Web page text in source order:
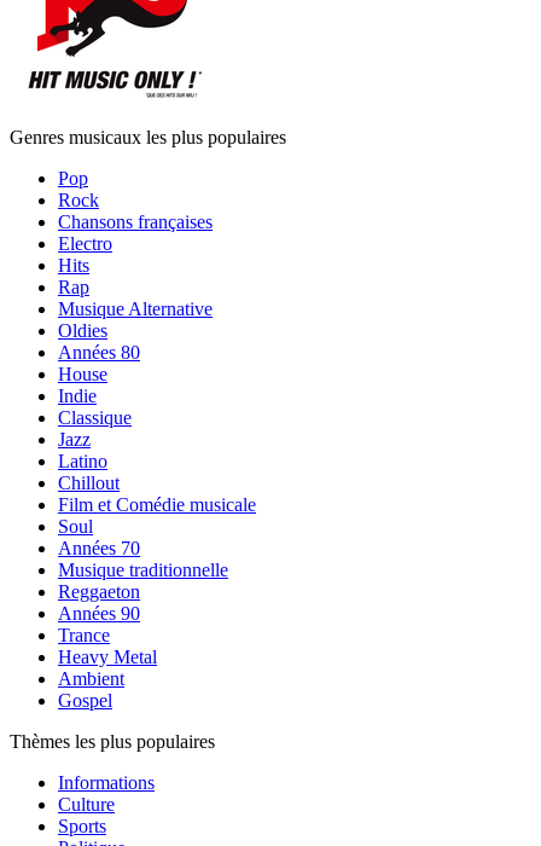
Genres musicaux les plus populaires
Pop
Rock
Chansons françaises
Electro
Hits
Rap
Musique Alternative
Oldies
Années 80
House
Indie
Classique
Jazz
Latino
Chillout
Film et Comédie musicale
Soul
Années 70
Musique traditionnelle
Reggaeton
Années 90
Trance
Heavy Metal
Ambient
Gospel
Thèmes les plus populaires
Informations
Culture
Sports